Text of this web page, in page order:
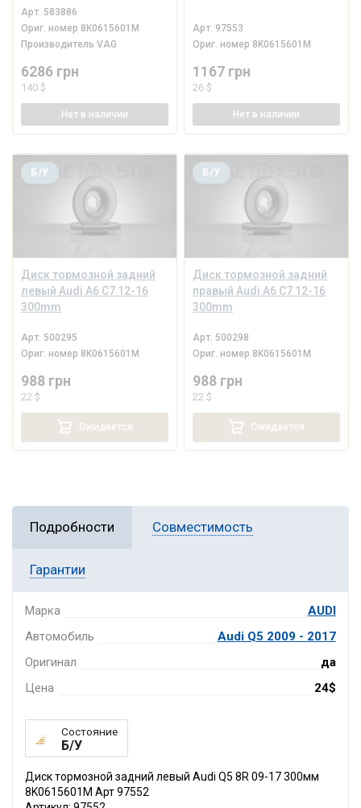
Арт. 583886
Ориг. номер 8K0615601M
ПроизводительVAG
6286 грн
140 $
Нет в наличии
Арт. 97553
Ориг. номер 8K0615601M
1167 грн
26 $
Нет в наличии
Диск тормозной задний
левый Audi A6 C7 12-16
300mm
Б/У
Арт. 500295
Ориг. номер 8K0615601M
988 грн
22 $
Ожидается
Диск тормозной задний
правый Audi A6 C7 12-16
300mm
Б/У
Арт. 500298
Ориг. номер 8K0615601M
988 грн
22 $
Ожидается
Подробности Совместимость
Гарантии
Марка
AUDI
Автомобиль
Audi Q5 2009 - 2017
Оригинал
да
Цена
24$
Состояние
Б/У
Диск тормозной задний левый Audi Q5 8R 09-17 300мм
8K0615601M Арт 97552